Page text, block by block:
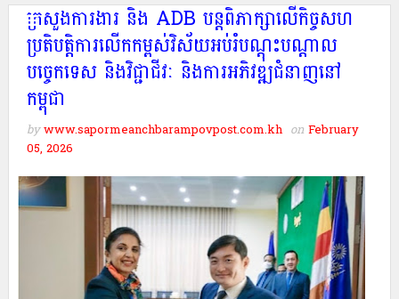
ក្រសួងការងារ និង ADB បន្តពិភាក្សាលើកិច្ចសហ
ប្រតិបត្តិការលើកកម្ពស់វិស័យអប់រំបណ្ដុះបណ្ដាល
បច្ចេកទេស និងវិជ្ជាជីវៈ និងការអភិវឌ្ឍជំនាញនៅ
កម្ពុជា
bywww.sapormeanchbarampovpost.com.kh on February
05, 2026